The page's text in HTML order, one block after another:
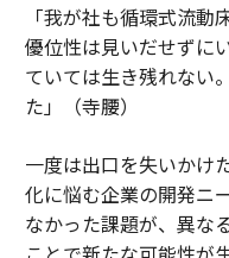
「我が社も循環式流
優位性は見いだせずに
ていては生き残れない
た」（寺腰）
一度は出口を失いかけ
化に悩む企業の開発ニ
なかった課題が、異な